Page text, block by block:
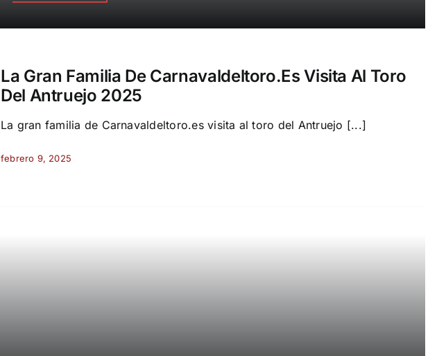
La Gran Familia De Carnavaldeltoro.es Visita Al Toro
Del Antruejo 2025
La gran familia de Carnavaldeltoro.es visita al toro del Antruejo [...]
febrero 9, 2025